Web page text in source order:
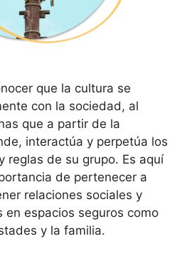
que la cultura se
con la sociedad, al
que a partir de la
interactúa y perpetúa los
reglas de su grupo. Es aquí
de pertenecer a
relaciones sociales y
en espacios seguros como
y la familia.